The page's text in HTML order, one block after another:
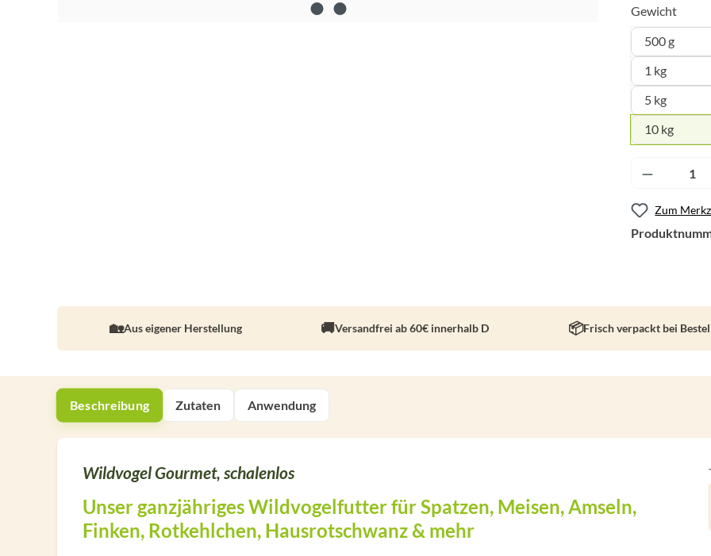
Gewicht
500 g
1 kg
5 kg
10 kg
Produkt
Zum
Aus eigener Herstellung Versandfrei ab 60€ innerhalb D Frisch verpackt bei
Beschreibung Zutaten Anwendung
Wildvogel Gourmet, schalenlos
Unser ganzjähriges Wildvogelfutter für Spatzen, Meisen, Amseln,
Finken, Rotkehlchen, Hausrotschwanz & mehr